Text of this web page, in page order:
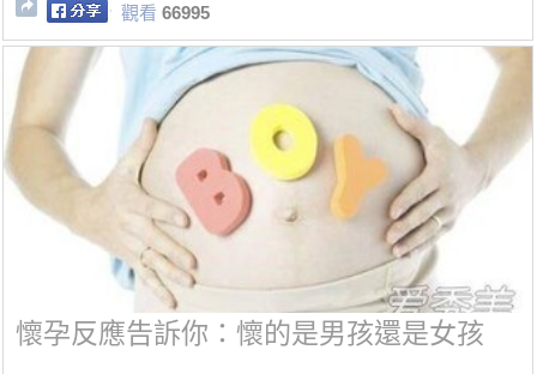
觀看 66995
懷孕反應告訴你：懷的是男孩還是女孩